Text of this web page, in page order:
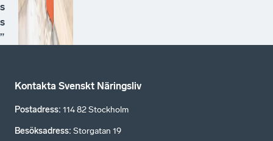
s
s
”
Kontakta Svenskt Näringsliv
Postadress: 114 82 Stockholm
Besöksadress: Storgatan 19